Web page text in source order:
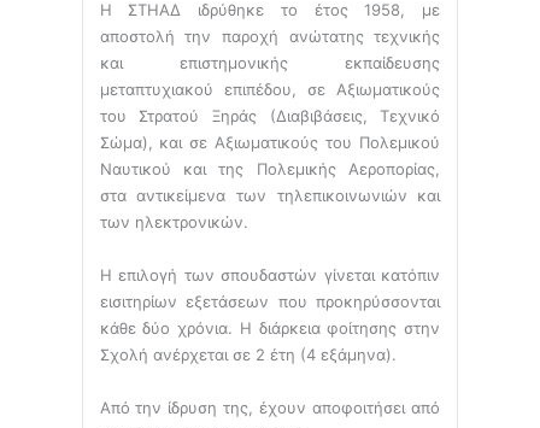
Η ΣΤΗΑΔ ιδρύθηκε το έτος 1958, με
αποστολή την παροχή ανώτατης τεχνικής
και επιστημονικής εκπαίδευσης
μεταπτυχιακού επιπέδου, σε Αξιωματικούς
του Στρατού Ξηράς (Διαβιβάσεις, Τεχνικό
Σώμα), και σε Αξιωματικούς του Πολεμικού
Ναυτικού και της Πολεμικής Αεροπορίας,
στα αντικείμενα των τηλεπικοινωνιών και
των ηλεκτρονικών.
Η επιλογή των σπουδαστών γίνεται κατόπιν
εισιτηρίων εξετάσεων που προκηρύσσονται
κάθε δύο χρόνια. Η διάρκεια φοίτησης στην
Σχολή ανέρχεται σε 2 έτη (4 εξάμηνα).
Από την ίδρυση της, έχουν αποφοιτήσει από